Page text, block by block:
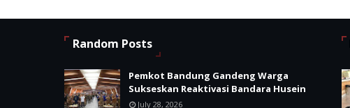
Random Posts
Pemkot Bandung Gandeng Warga
Sukseskan Reaktivasi Bandara Husein
July 28, 2026